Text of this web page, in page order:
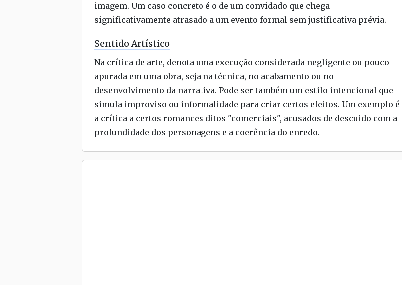
imagem. Um caso concreto é o de um convidado que chega
significativamente atrasado a um evento formal sem justificativa prévia.
Sentido Artístico
Na crítica de arte, denota uma execução considerada negligente ou pouco
apurada em uma obra, seja na técnica, no acabamento ou no
desenvolvimento da narrativa. Pode ser também um estilo intencional que
simula improviso ou informalidade para criar certos efeitos. Um exemplo é
a crítica a certos romances ditos "comerciais", acusados de descuido com a
profundidade dos personagens e a coerência do enredo.